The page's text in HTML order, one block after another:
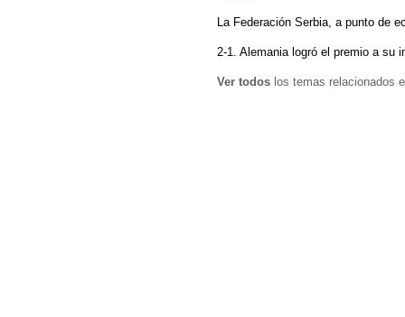
La Federación Serbia, a punto de
2-1. Alemania logró el premio a su
Ver todos los temas relacionados